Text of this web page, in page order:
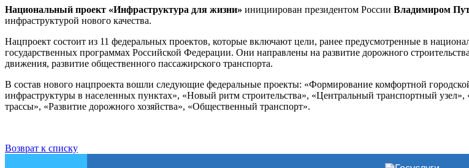
Национальный проект «Инфраструктура для жизни» инициирован президентом России Владимиром
инфраструктурой нового качества.
Нацпроект состоит из 11 федеральных проектов, которые включают цели, ранее предусмотренные в
государственных программах Российской Федерации. Они направлены на развитие дорожного
движения, развитие общественного пассажирского транспорта.
В состав нового нацпроекта вошли следующие федеральные проекты: «Формирование комфортной
инфраструктуры в населенных пунктах», «Новый ритм строительства», «Центральный транспортный
трассы», «Развитие дорожного хозяйства», «Общественный транспорт».
Возврат к списку